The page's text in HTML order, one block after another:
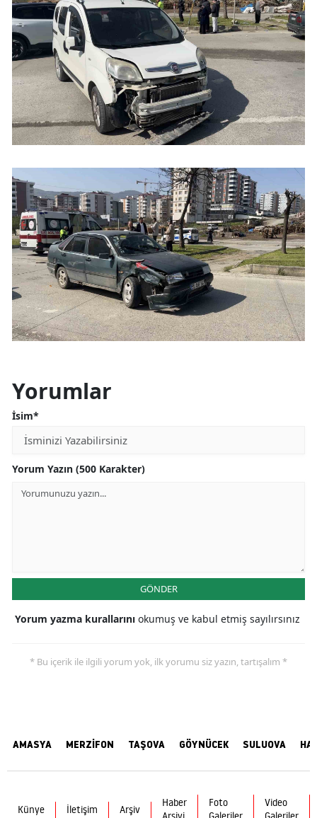
Yorumlar
İsim*
Yorum Yazın (500 Karakter)
GÖNDER
Yorum yazma kurallarını okumuş ve kabul etmiş sayılırsınız
* Bu içerik ile ilgili yorum yok, ilk yorumu siz yazın, tartışalım *
AMASYA MERZİFON TAŞOVA GÖYNÜCEK SULUOVA
Künye İletişim Arşiv
Haber
Foto
Video